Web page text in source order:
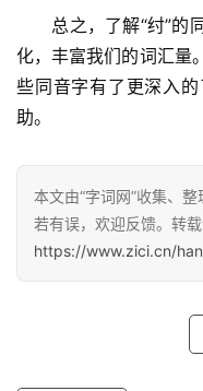
总之，了解“纣”的
化，丰富我们的词汇量
些同音字有了更深入
助。
本文由“字词网”收集、
若有误，欢迎反馈。转载
https://www.zici.cn/